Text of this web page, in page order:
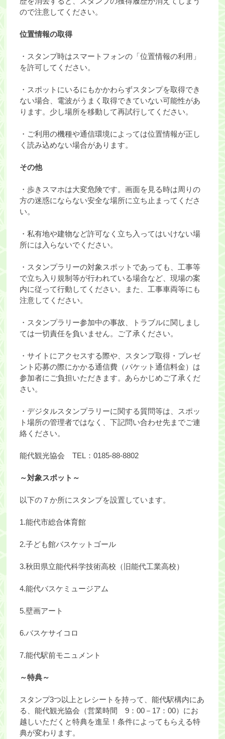
ので注意してください。
位置情報の取得
・スタンプ時はスマートフォンの「位置情報の利用」
を許可してください。
・スポットにいるにもかかわらずスタンプを取得でき
ない場合、電波がうまく取得できていない可能性があ
ります。少し場所を移動して再試行してください。
・ご利用の機種や通信環境によっては位置情報が正し
く読み込めない場合があります。
その他
・歩きスマホは大変危険です。画面を見る時は周りの
方の迷惑にならない安全な場所に立ち止まってくださ
い。
・私有地や建物など許可なく立ち入ってはいけない場
所には入らないでください。
・スタンプラリーの対象スポットであっても、工事等
で立ち入り規制等が行われている場合など、現場の案
内に従って行動してください。また、工事車両等にも
注意してください。
・スタンプラリー参加中の事故、トラブルに関しまし
ては一切責任を負いません。ご了承ください。
・サイトにアクセスする際や、スタンプ取得・プレゼ
ント応募の際にかかる通信費（パケット通信料金）は
参加者にご負担いただきます。あらかじめご了承くだ
さい。
・デジタルスタンプラリーに関する質問等は、スポッ
ト場所の管理者ではなく、下記問い合わせ先までご連
絡ください。
能代観光協会 TEL：0185-88-8802
～対象スポット～
以下の７か所にスタンプを設置しています。
1.能代市総合体育館
2.子ども館バスケットゴール
3.秋田県立能代科学技術高校（旧能代工業高校）
4.能代バスケミュージアム
5.壁画アート
6.バスケサイコロ
7.能代駅前モニュメント
～特典～
スタンプ3つ以上とレシートを持って、能代駅構内にあ
る、能代観光協会（営業時間 9：00－17：00）にお
越しいただくと特典を進呈！条件によってもらえる特
典が変わります。